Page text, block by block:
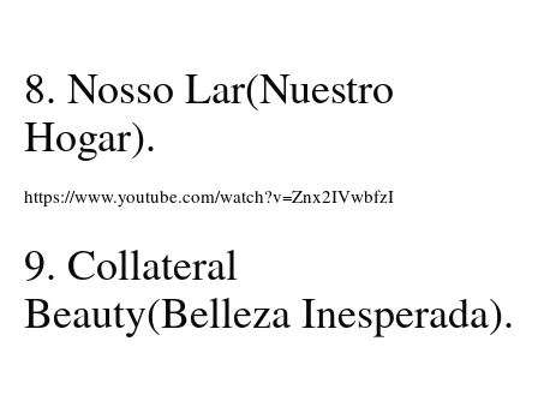
8. Nosso Lar(Nuestro
Hogar).
https://www.youtube.com/watch?v=Znx2IVwbfzI
9. Collateral
Beauty(Belleza Inesperada).